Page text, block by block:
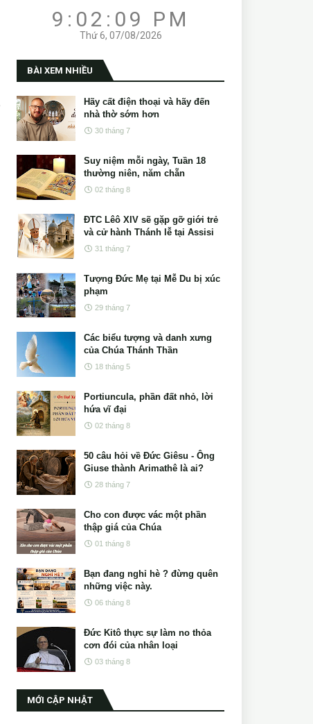
9:02:10 PM
Thứ 6, 07/08/2026
BÀI XEM NHIỀU
Hãy cất điện thoại và hãy đến
nhà thờ sớm hơn
30 tháng 7
Suy niệm mỗi ngày, Tuần 18
thường niên, năm chẵn
02 tháng 8
ĐTC Lêô XIV sẽ gặp gỡ giới trẻ
và cử hành Thánh lễ tại Assisi
31 tháng 7
Tượng Đức Mẹ tại Mễ Du bị xúc
phạm
29 tháng 7
Các biểu tượng và danh xưng
của Chúa Thánh Thần
18 tháng 5
Portiuncula, phần đất nhỏ, lời
hứa vĩ đại
02 tháng 8
50 câu hỏi về Đức Giêsu - Ông
Giuse thành Arimathê là ai?
28 tháng 7
Cho con được vác một phần
thập giá của Chúa
01 tháng 8
Bạn đang nghỉ hè ? đừng quên
những việc này.
06 tháng 8
Đức Kitô thực sự làm no thỏa
cơn đói của nhân loại
03 tháng 8
MỚI CẬP NHẬT